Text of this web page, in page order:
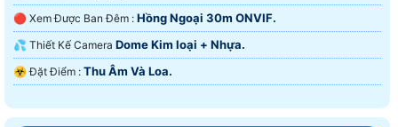
🔴 Xem Được Ban Đêm : Hồng Ngoại 30m ONVIF.
💦 Thiết Kế Camera Dome Kim loại + Nhựa.
️☣️ Đặt Điểm : Thu Âm Và Loa.